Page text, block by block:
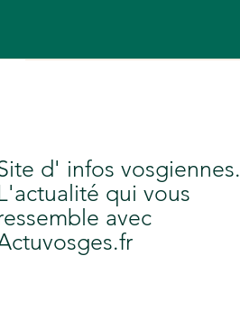
d' infos vosgiennes.
qui vous
avec